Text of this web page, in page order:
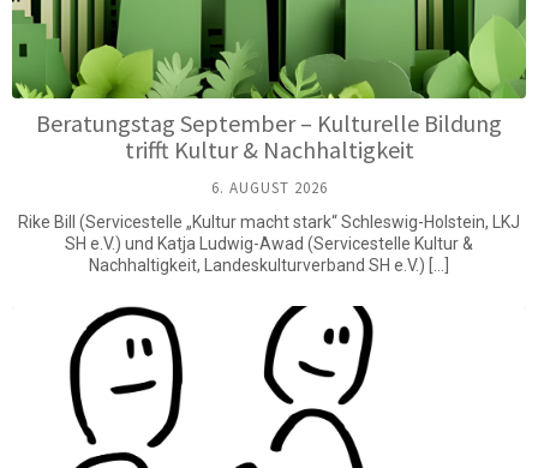
Beratungstag September – Kulturelle Bildung
trifft Kultur & Nachhaltigkeit
6. AUGUST 2026
Rike Bill (Servicestelle „Kultur macht stark“ Schleswig-Holstein, LKJ
SH e.V.) und Katja Ludwig-Awad (Servicestelle Kultur &
Nachhaltigkeit, Landeskulturverband SH e.V.) […]